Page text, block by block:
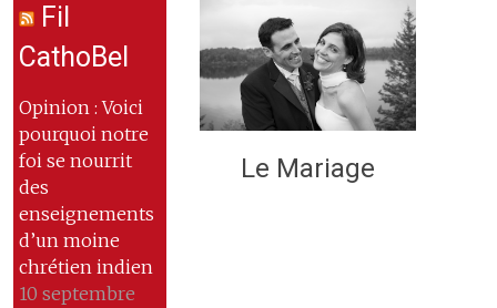
Fil
CathoBel
Opinion : Voici
pourquoi notre
foi se nourrit
des
enseignements
d’un moine
chrétien indien
10 septembre
Le Mariage